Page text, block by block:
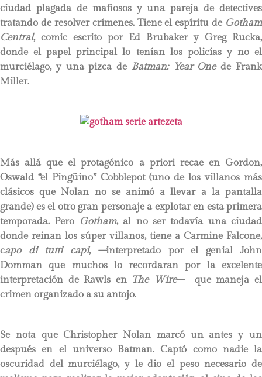
ciudad plagada de mafiosos y una pareja de detectives
tratando de resolver crímenes. Tiene el espíritu de Gotham
Central, comic escrito por Ed Brubaker y Greg Rucka,
donde el papel principal lo tenían los policías y no el
murciélago, y una pizca de Batman: Year Onede Frank
Miller.
Más allá que el protagónico a priori recae en Gordon,
Oswald “el Pingüino” Cobblepot (uno de los villanos más
clásicos que Nolan no se animó a llevar a la pantalla
grande) es el otro gran personaje a explotar en esta primera
temporada. Pero Gotham, al no ser todavía una ciudad
donde reinan los súper villanos, tiene a Carmine Falcone,
capo di tutti capi, –interpretado por el genial John
Domman que muchos lo recordaran por la excelente
interpretación de Rawls en The Wire– que maneja el
crimen organizado a su antojo.
Se nota que Christopher Nolan marcó un antes y un
después en el universo Batman. Captó como nadie la
oscuridad del murciélago, y le dio el peso necesario de